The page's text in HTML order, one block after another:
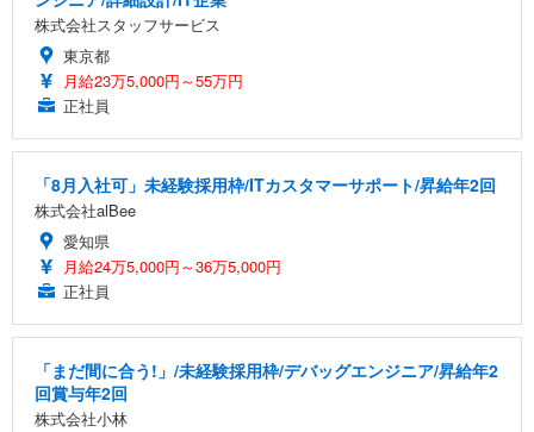
株式会社スタッフサービス
東京都
月給23万5,000円～55万円
正社員
「8月入社可」未経験採用枠/ITカスタマーサポート/昇給年2回
株式会社alBee
愛知県
月給24万5,000円～36万5,000円
正社員
「まだ間に合う!」/未経験採用枠/デバッグエンジニア/昇給年2
回賞与年2回
株式会社小林